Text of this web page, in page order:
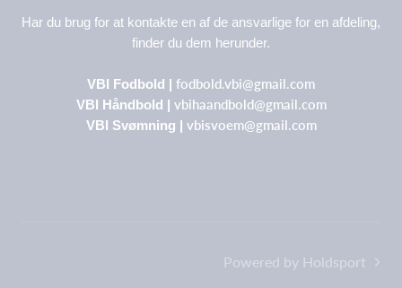
Har du brug for at kontakte en af de ansvarlige for en afdeling,
finder du dem herunder.
VBI Fodbold | fodbold.vbi@gmail.com
VBI Håndbold | vbihaandbold@gmail.com
VBI Svømning | vbisvoem@gmail.com
Powered by Holdsport